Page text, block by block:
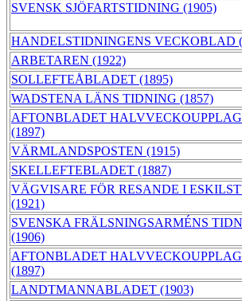
SVENSK SJÖFARTSTIDNING (1905)
HANDELSTIDNINGENS VECKOBLAD
ARBETAREN (1922)
SOLLEFTEÅBLADET (1895)
WADSTENA LÄNS TIDNING (1857)
AFTONBLADET
(1897)
VÄRMLANDSPOSTEN (1915)
SKELLEFTEBLADET (1887)
VÄGVISARE FÖR RESANDE I
(1921)
SVENSKA FRÄLSNINGSARMÉNS
(1906)
AFTONBLADET
(1897)
LANDTMANNABLADET (1903)